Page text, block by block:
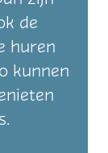
de
huren
kunnen